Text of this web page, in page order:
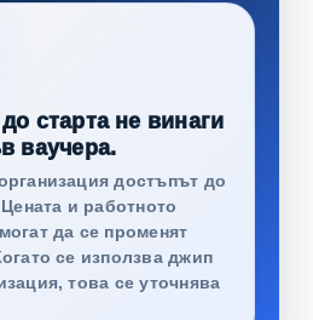
старта не винаги
ваучера.
достъпът до
и работното
да се променят
се използва джип
това се уточнява